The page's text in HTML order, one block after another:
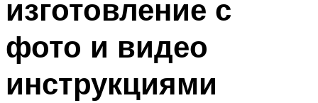
изготовление с
фото и видео
инструкциями